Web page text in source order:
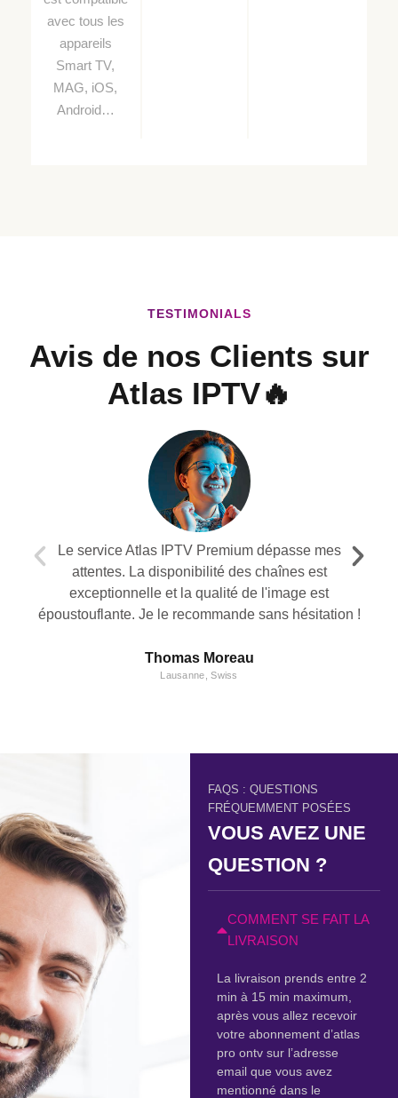
avec tous les
appareils
Smart TV,
MAG, iOS,
Android…
Avis de nos Clients sur
Atlas IPTV🔥
TESTIMONIALS
L'abonnement Atlas Pro m'a impressionné par sa
stabilité et la diversité des chaînes proposées.
L'interface est simple à utiliser et le support
technique est efficace. Je recommande ce service.
Pierre Dubois
Belgique
FAQS : QUESTIONS
FRÉQUEMMENT POSÉES
VOUS AVEZ UNE
QUESTION ?
COMMENT SE FAIT LA
LIVRAISON
La livraison prends entre 2
min à 15 min maximum,
après vous allez recevoir
votre abonnement d’atlas
pro ontv sur l’adresse
email que vous avez
mentionné dans le